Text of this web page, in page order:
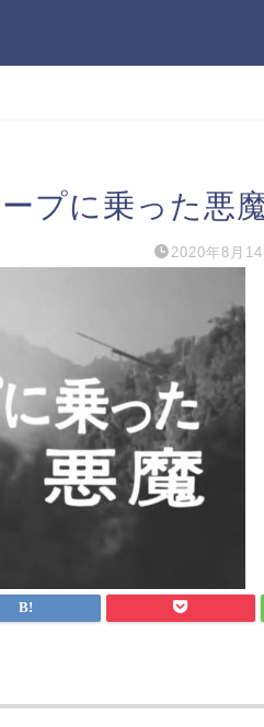
プに乗った悪
2020年8月14